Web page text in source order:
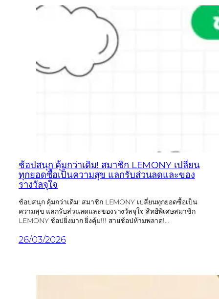
ช้อปสนุก คุ้มกว่าเดิม! สมาชิก LEMONY เปลี่ยน
ทุกยอดซื้อเป็นความสุข แลกรับส่วนลดและของ
รางวัลจุใจ
ช้อปสนุก คุ้มกว่าเดิม! สมาชิก LEMONY เปลี่ยนทุกยอดซื้อเป็น
ความสุข แลกรับส่วนลดและของรางวัลจุใจ สิทธิพิเศษสมาชิก
LEMONY ช้อปยิ่งมาก ยิ่งคุ้ม!!! สายช้อปห้ามพลาด!…
26/03/2026